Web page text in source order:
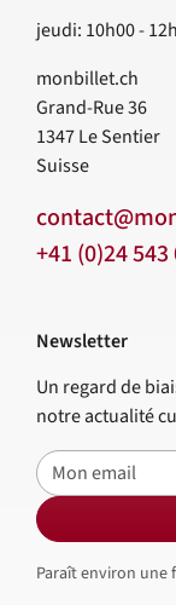
jeudi: 10h00 -
monbillet.ch
Grand-Rue 36
1347Le Sentier
Suisse
+41 (0)24 543
Newsletter
Un regard de
notre actualité
E-mail
Paraît environ une